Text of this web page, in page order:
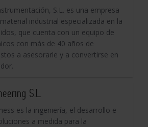
S.L. es una empresa
industrial especializada en la
que cuenta con un equipo de
con más de 40 años de
a asesorarle y a convertirse en
S.L.
es la ingeniería, el desarrollo e
a medida para la